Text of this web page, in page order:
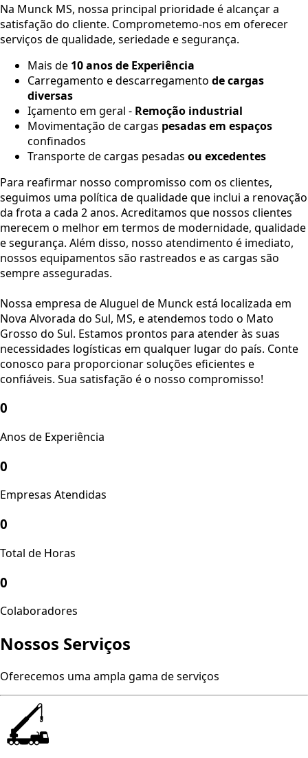
Na Munck MS, nossa principal prioridade é alcançar a
satisfação do cliente. Comprometemo-nos em oferecer
serviços de qualidade, seriedade e segurança.
Mais de 10 anos de Experiência
Carregamento e descarregamento de cargas
diversas
Içamento em geral - Remoção industrial
Movimentação de cargas pesadas em espaços
confinados
Transporte de cargas pesadas ou excedentes
Para reafirmar nosso compromisso com os clientes,
seguimos uma política de qualidade que inclui a renovação
da frota a cada 2 anos. Acreditamos que nossos clientes
merecem o melhor em termos de modernidade, qualidade
e segurança. Além disso, nosso atendimento é imediato,
nossos equipamentos são rastreados e as cargas são
sempre asseguradas.
Nossa empresa de Aluguel de Munck está localizada em
Nova Alvorada do Sul, MS, e atendemos todo o Mato
Grosso do Sul. Estamos prontos para atender às suas
necessidades logísticas em qualquer lugar do país. Conte
conosco para proporcionar soluções eficientes e
confiáveis. Sua satisfação é o nosso compromisso!
0
Anos de Experiência
0
Empresas Atendidas
0
Total de Horas
0
Colaboradores
Nossos Serviços
Oferecemos uma ampla gama de serviços